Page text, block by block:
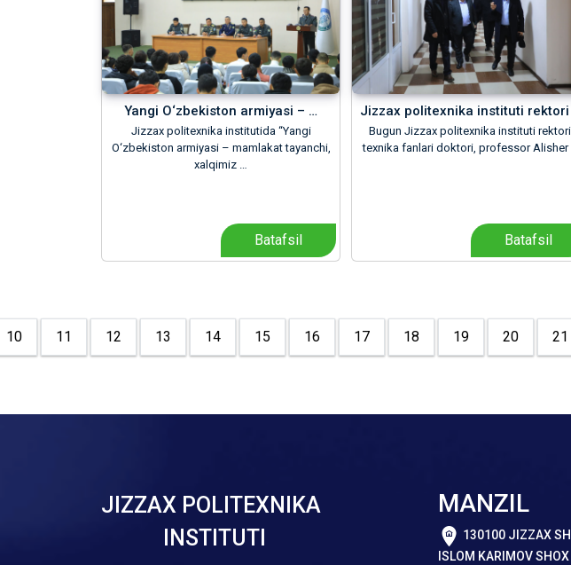
Yangi O‘zbekiston armiyasi – …
Jizzax politexnika institutida “Yangi
O‘zbekiston armiyasi – mamlakat tayanchi,
xalqimiz …
Batafsil
Jizzax politexnika instituti
Bugun Jizzax politexnika instituti
texnika fanlari doktori, professor Alisher
Batafsil
10 11 12 13 14 15 16 17 18 19 20 21
JIZZAX POLITEXNIKA
INSTITUTI
MANZIL
130100 JIZZAX
ISLOM KARIMOV